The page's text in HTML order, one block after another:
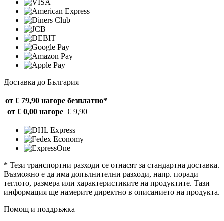
Доставка до България
от € 79,90 нагоре безплатно*
от € 0,00 нагоре € 9,90
* Тези транспортни разходи се отнасят за стандартна доставка.
Възможно е да има допълнителни разходи, напр. поради
теглото, размера или характеристиките на продуктите. Тази
информация ще намерите директно в описанието на продукта.
Помощ и поддръжка